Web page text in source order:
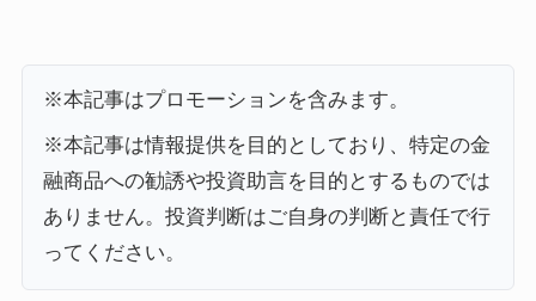
※本記事はプロモーションを含みます。
※本記事は情報提供を目的としており、特定の金
融商品への勧誘や投資助言を目的とするものでは
ありません。投資判断はご自身の判断と責任で行
ってください。